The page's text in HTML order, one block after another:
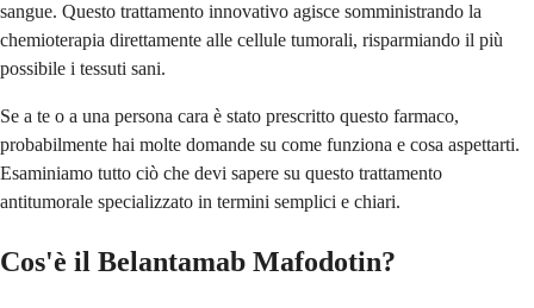
sangue. Questo trattamento innovativo agisce somministrando la
chemioterapia direttamente alle cellule tumorali, risparmiando il più
possibile i tessuti sani.
Se a te o a una persona cara è stato prescritto questo farmaco,
probabilmente hai molte domande su come funziona e cosa aspettarti.
Esaminiamo tutto ciò che devi sapere su questo trattamento
antitumorale specializzato in termini semplici e chiari.
Cos'è il Belantamab Mafodotin?